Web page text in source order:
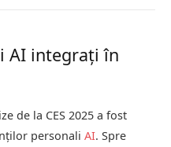
AI integrați în
de la CES 2025 a fost
personali AI. Spre